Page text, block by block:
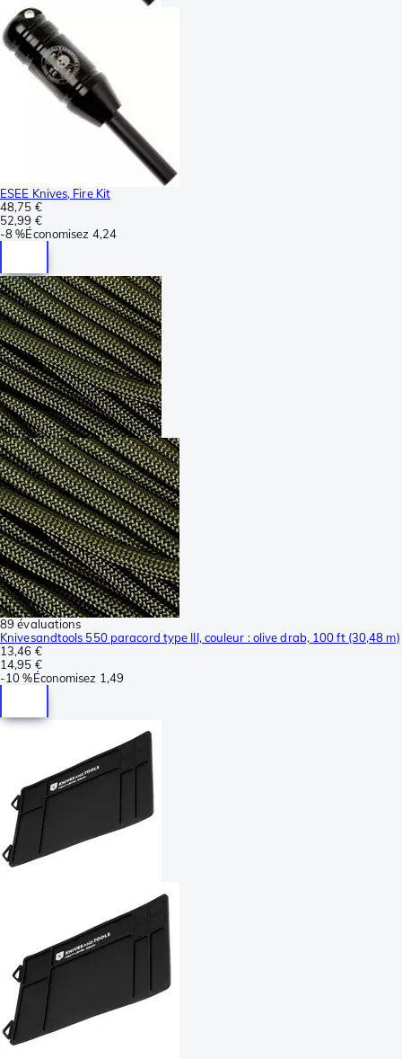
ESEE Knives, Fire Kit
48,75 €
52,99 €
-8 %Économisez 4,24
89 évaluations
Knivesandtools 550 paracord type III, couleur : olive drab, 100 ft (30,48 m)
13,46 €
14,95 €
-10 %Économisez 1,49